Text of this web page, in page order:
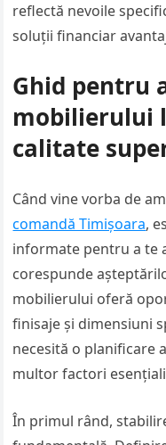
reflectă nevoile
soluții financiar
Ghid pentru
mobilierului
calitate
Când vine vorba de
comandă Timișoara,
informate pentru a te
corespunde
mobilierului oferă
finisaje și dimensiuni
necesită o planificare
multor factori
În primul rând,